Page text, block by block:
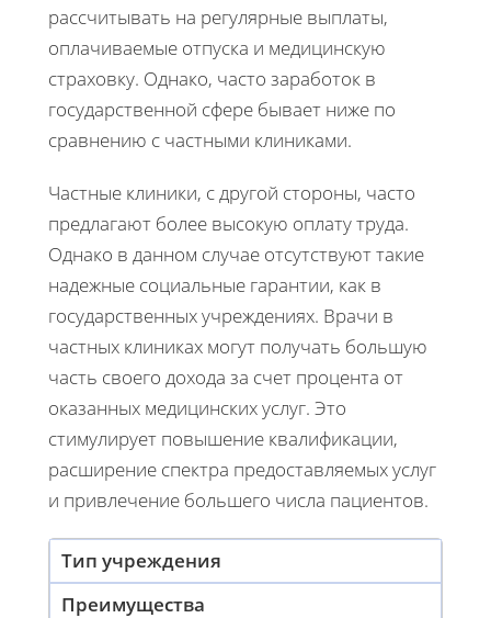
рассчитывать на регулярные выплаты,
оплачиваемые отпуска и медицинскую
страховку. Однако, часто заработок в
государственной сфере бывает ниже по
сравнению с частными клиниками.
Частные клиники, с другой стороны, часто
предлагают более высокую оплату труда.
Однако в данном случае отсутствуют такие
надежные социальные гарантии, как в
государственных учреждениях. Врачи в
частных клиниках могут получать большую
часть своего дохода за счет процента от
оказанных медицинских услуг. Это
стимулирует повышение квалификации,
расширение спектра предоставляемых услуг
и привлечение большего числа пациентов.
Тип учреждения
Преимущества